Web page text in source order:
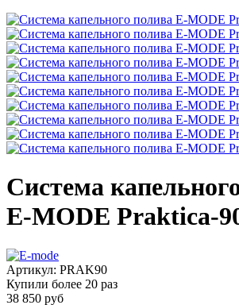
Система
E-MODE Praktica-
Артикул: PRAK90
Купили более 20 раз
38 850 руб